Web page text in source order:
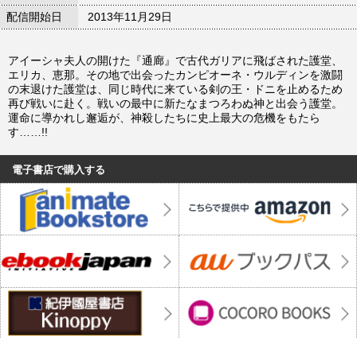
配信開始日 2013年11月29日
アイーシャ夫人の開けた『通廊』で古代ガリアに飛ばされた護堂、
エリカ、恵那。その地で出会ったカンピオーネ・ウルディンを激闘
の末退けた護堂は、同じ時代に来ている剣の王・ドニを止めるため
再び戦いに赴く。戦いの最中に新たなまつろわぬ神と出会う護堂。
運命に導かれし邂逅が、神殺したちに史上最大の危機をもたら
す……!!
電子書店で購入する